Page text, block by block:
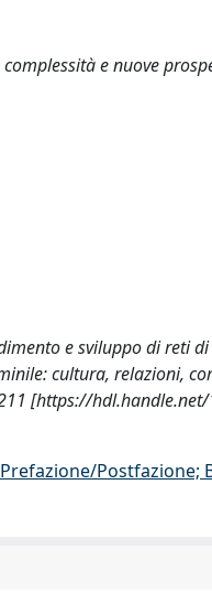
e nuove
e sviluppo di reti
cultura, relazioni,
[https://